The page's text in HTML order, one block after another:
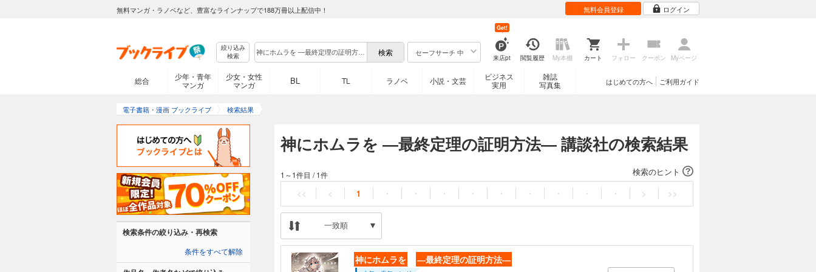
無料マンガ・ラノベなど、豊富なラインナップで188万冊以上配信中！ 無料会員登録 ログイン
絞り込み
検索
セーフサーチ 中
来店pt
Get!
閲覧履歴 My本棚 カート フォロー クーポン Myページ
総合
少年・青年
マンガ
少女・女性
マンガ
BL TL ラノベ 小説・文芸
ビジネス
実用
雑誌
写真集
ご利用ガイド
はじめての方へ
電子書籍・漫画 ブックライブ 検索結果
神にホムラを ―最終定理の証明方法― 講談社の検索結果
検索のヒント
1～1件目 /1件
<< < 1 ・ ・ ・ ・ ・ ・ ・ ・ ・ > >>
一致順
神にホムラを ―最終定理の証明方法―
検索条件の絞り込み・再検索
条件をすべて解除